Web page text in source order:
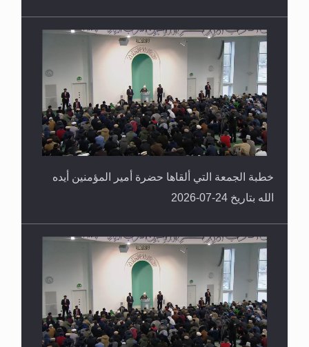
خطبة الجمعة التي ألقاها حضرة أمير المؤمنين أيده
الله بتاريخ 24-07-2026